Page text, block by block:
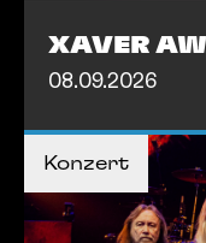
XAVER
08.09.2026
Konzert